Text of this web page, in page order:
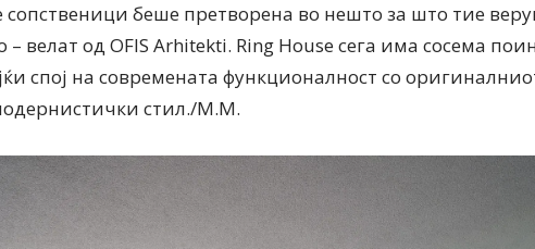
сопственици беше претворена во нешто за што тие
велат од OFIS Arhitekti. Ring House сега има сосема
спој на современата функционалност со
стил./М.М.